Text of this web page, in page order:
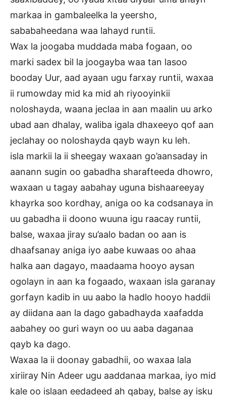
markaa in gambaleelka la yeersho,
sababaheedana waa lahayd runtii.
Wax la joogaba muddada maba fogaan, oo
marki sadex bil la joogayba waa tan lasoo
booday Uur, aad ayaan ugu farxay runtii, waxaa
ii rumowday mid ka mid ah riyooyinkii
noloshayda, waana jeclaa in aan maalin uu arko
ubad aan dhalay, waliba igala dhaxeeyo qof aan
jeclahay oo noloshayda qayb wayn ku leh.
isla markii la ii sheegay waxaan go’aansaday in
aanann sugin oo gabadha sharafteeda dhowro,
waxaan u tagay aabahay uguna bishaareeyay
khayrka soo kordhay, aniga oo ka codsanaya in
uu gabadha ii doono wuuna igu raacay runtii,
balse, waxaa jiray su’aalo badan oo aan is
dhaafsanay aniga iyo aabe kuwaas oo ahaa
halka aan dagayo, maadaama hooyo aysan
ogolayn in aan ka fogaado, waxaan isla garanay
gorfayn kadib in uu aabo la hadlo hooyo haddii
ay diidana aan la dago gabadhayda xaafadda
aabahey oo guri wayn oo uu aaba daganaa
qayb ka dago.
Waxaa la ii doonay gabadhii, oo waxaa lala
xiriiray Nin Adeer ugu aaddanaa markaa, iyo mid
kale oo islaan eedadeed ah qabay, balse ay isku